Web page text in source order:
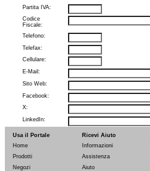
Partita IVA:
Codice
Fiscale:
Telefono:
Telefax:
Cellulare:
E-Mail:
Sito Web:
Facebook:
X:
LinkedIn:
Skype:
Identificativo
Usa il Portale
Home
Prodotti
Negozi
Ricevi Aiuto
Informazioni
Assistenza
Aiuto